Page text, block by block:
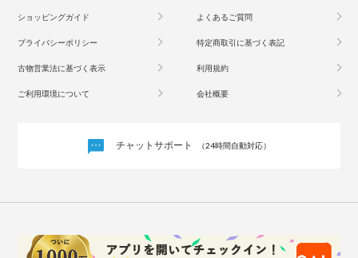
ショッピングガイド よくあるご質問
プライバシーポリシー 特定商取引に基づく表記
古物営業法に基づく表示 利用規約
ご利用環境について 会社概要
チャットサポート （24時間自動対応）